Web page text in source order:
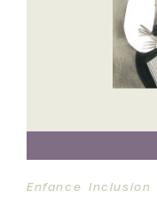
Enfance Inclusion